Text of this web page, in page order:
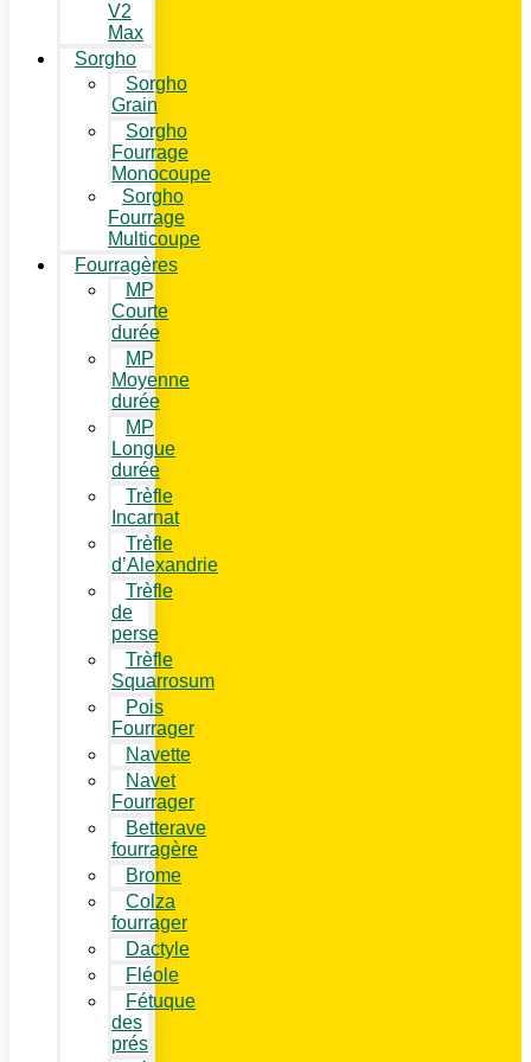
V2
Max
Sorgho
Sorgho
Grain
Sorgho
Fourrage
Monocoupe
Sorgho
Fourrage
Multicoupe
Fourragères
MP
Courte
durée
MP
Moyenne
durée
MP
Longue
durée
Trèfle
Incarnat
Trèfle
d’Alexandrie
Trèfle
de
perse
Trèfle
Squarrosum
Pois
Fourrager
Navette
Navet
Fourrager
Betterave
fourragère
Brome
Colza
fourrager
Dactyle
Fléole
Fétuque
des
prés